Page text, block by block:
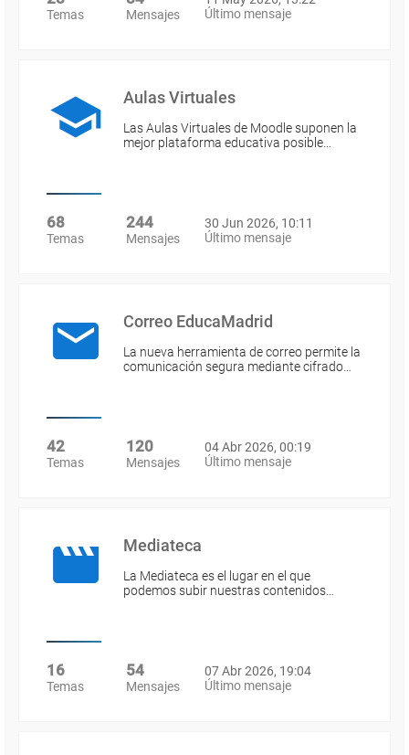
Temas Mensajes
Último mensaje
Aulas Virtuales
Las Aulas Virtuales de Moodle suponen la
mejor plataforma educativa posible…
68
Temas
244
Mensajes
30 Jun 2026, 10:11
Último mensaje
Correo EducaMadrid
La nueva herramienta de correo permite la
comunicación segura mediante cifrado…
42
Temas
120
Mensajes
04 Abr 2026, 00:19
Último mensaje
Mediateca
La Mediateca es el lugar en el que
podemos subir nuestras contenidos…
16
Temas
54
Mensajes
07 Abr 2026, 19:04
Último mensaje